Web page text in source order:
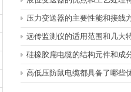
压力变送器的主要性能和接线
远传监测仪的适用范围和几大
硅橡胶扁电缆的结构元件和成
高低压防鼠电缆都具备了哪些